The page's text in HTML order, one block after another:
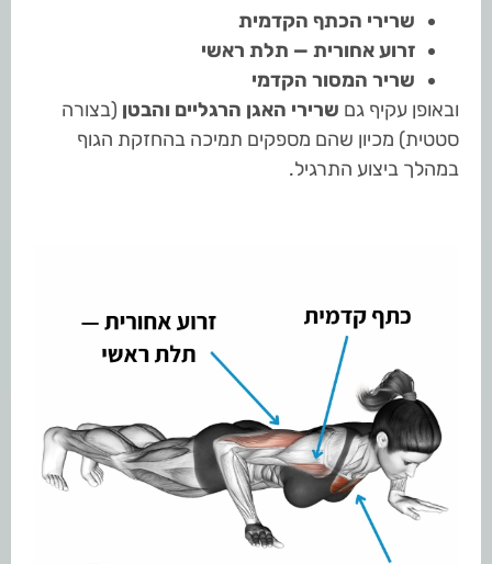
שרירי הכתף הקדמית
זרוע אחורית — תלת ראשי
שריר המסור הקדמי
ובאופן עקיף גם שרירי האגן הרגליים והבטן (בצורה
סטטית) מכיון שהם מספקים תמיכה בהחזקת הגוף
במהלך ביצוע התרגיל.